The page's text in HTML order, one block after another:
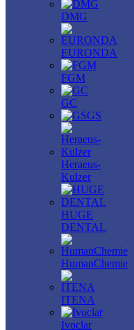
DMG
EURONDA
FGM
GC
GS
Heraeus-
Kulzer
HUGE
DENTAL
HumanChemie
ITENA
Ivoclar